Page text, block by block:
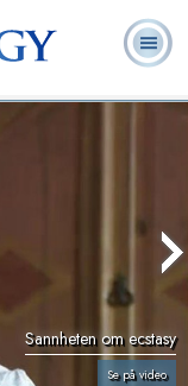
Sannheten om ecstasy
Se på video